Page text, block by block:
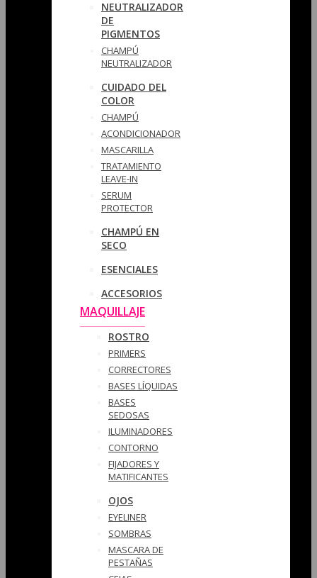
NEUTRALIZADOR
DE
PIGMENTOS
CHAMPÚ
NEUTRALIZADOR
CUIDADO DEL
COLOR
CHAMPÚ
ACONDICIONADOR
MASCARILLA
TRATAMIENTO
LEAVE-IN
SERUM
PROTECTOR
CHAMPÚ EN
SECO
ESENCIALES
ACCESORIOS
MAQUILLAJE
ROSTRO
PRIMERS
CORRECTORES
BASES LÍQUIDAS
BASES
SEDOSAS
ILUMINADORES
CONTORNO
FIJADORES Y
MATIFICANTES
OJOS
EYELINER
SOMBRAS
MASCARA DE
PESTAÑAS